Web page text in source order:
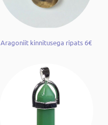
Aragoniit kinnitusega ripats 6€